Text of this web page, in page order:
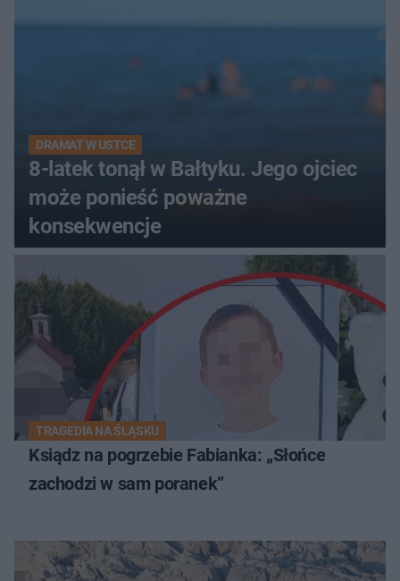
DRAMAT W USTCE
8-latek tonął w Bałtyku. Jego ojciec
może ponieść poważne
konsekwencje
TRAGEDIA NA ŚLĄSKU
Ksiądz na pogrzebie Fabianka: „Słońce
zachodzi w sam poranek”